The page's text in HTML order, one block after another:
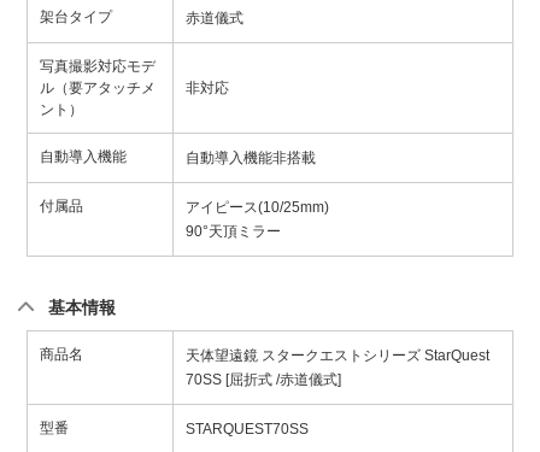
架台タイプ 赤道儀式
写真撮影対応モデ
ル（要アタッチメ
ント）
非対応
自動導入機能 自動導入機能非搭載
付属品
アイピース(10/25mm)
90°天頂ミラー
基本情報
商品名
天体望遠鏡 スタークエストシリーズ StarQuest
70SS [屈折式 /赤道儀式]
型番 STARQUEST70SS